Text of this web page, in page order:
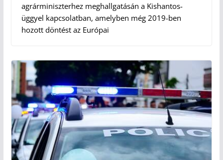
agrárminiszterhez meghallgatásán a Kishantos-
üggyel kapcsolatban, amelyben még 2019-ben
hozott döntést az Európai